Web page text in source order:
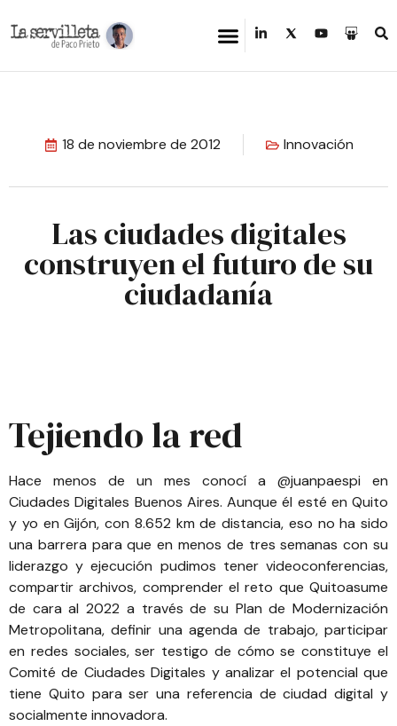
18 de noviembre de 2012 Innovación
Las ciudades digitales
construyen el futuro de su
ciudadanía
Tejiendo la red
Hace menos de un mes conocí a @juanpaespi en
Ciudades Digitales Buenos Aires. Aunque él esté en Quito
y yo enGijón, con 8.652 km de distancia, eso no ha sido
una barrera para que en menos de tres semanas con su
liderazgo y ejecución pudimos tener videoconferencias,
compartir archivos, comprender el reto que Quitoasume
de cara al 2022 a través de su Plan de Modernización
Metropolitana, definir una agenda de trabajo, participar
en redes sociales, ser testigo de cómo se constituye el
Comité de Ciudades Digitales y analizar el potencial que
tiene Quito para ser una referencia de ciudad digital y
socialmente innovadora.